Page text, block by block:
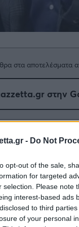
- Do Not
opt-out of the sale,
for targeted
selection. Please note
interest-based ads
to third
of your personal
στα αποτελέσματα
στην
Μπέζος.
από
για τον
καθαρή